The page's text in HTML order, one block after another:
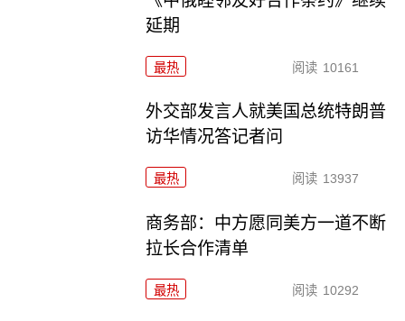
延期
最热 阅读 10161
外交部发言人就美国总统特朗普
访华情况答记者问
最热 阅读 13937
商务部：中方愿同美方一道不断
拉长合作清单
最热 阅读 10292